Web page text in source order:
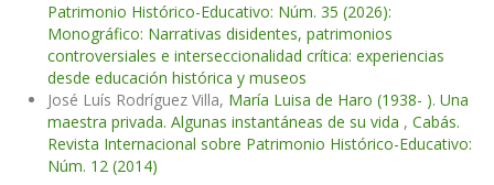
Patrimonio Histórico-Educativo: Núm. 35 (2026):
Monográfico: Narrativas disidentes, patrimonios
controversiales e interseccionalidad crítica: experiencias
desde educación histórica y museos
José Luís Rodríguez Villa, María Luisa de Haro (1938- ). Una
maestra privada. Algunas instantáneas de su vida , Cabás.
Revista Internacional sobre Patrimonio Histórico-Educativo:
Núm. 12 (2014)